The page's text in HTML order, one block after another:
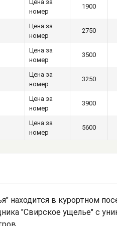
Цена за
номер
1900
Цена за
номер
2750
Цена за
номер
3500
Цена за
номер
3250
Цена за
номер
3900
Цена за
номер
5600
находится в курортном
"Свирское ущелье" с